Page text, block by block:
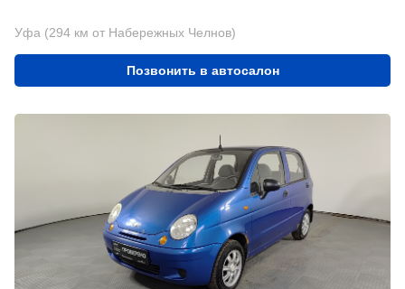
Уфа (294 км от Набережных Челнов)
Позвонить в автосалон